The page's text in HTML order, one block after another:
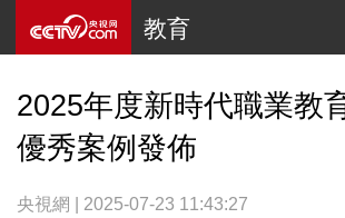
教育
2025年度新時代職業教
優秀案例發佈
央視網 | 2025-07-23 11:43:27